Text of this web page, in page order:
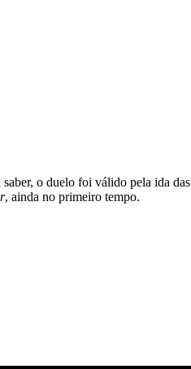
o duelo foi válido pela ida das
, ainda no primeiro tempo.